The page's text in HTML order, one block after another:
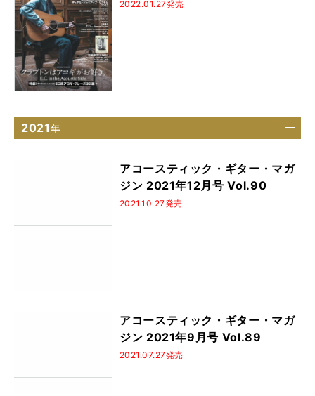
2022.01.27発売
2021年
アコースティック・ギター・マガ
ジン 2021年12月号 Vol.90
2021.10.27発売
アコースティック・ギター・マガ
ジン 2021年9月号 Vol.89
2021.07.27発売